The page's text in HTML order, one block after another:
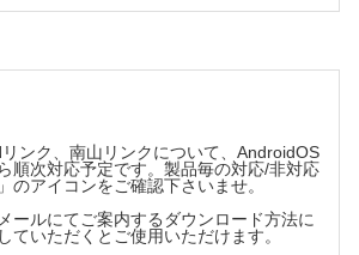
ッショナリズム
療医として成長できますか？
サイクルを回せる？
ンク、南山リンクについて、AndroidOS
順次対応予定です。製品毎の対応/非対応
のアイコンをご確認下さいませ。
ールにてご案内するダウンロード方法に
ていただくとご使用いただけます。